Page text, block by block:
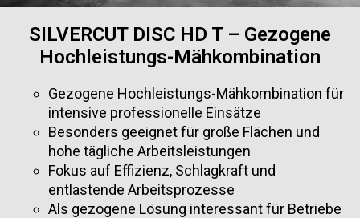
SILVERCUT DISC HD T – Gezogene
Hochleistungs-Mähkombination
Gezogene Hochleistungs-Mähkombination für
intensive professionelle Einsätze
Besonders geeignet für große Flächen und
hohe tägliche Arbeitsleistungen
Fokus auf Effizienz, Schlagkraft und
entlastende Arbeitsprozesse
Als gezogene Lösung interessant für Betriebe